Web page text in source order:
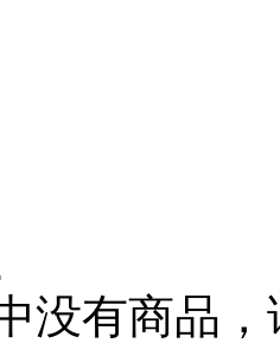
没有商品